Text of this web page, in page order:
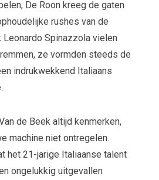
De Roon kreeg de gaten
rushes van de
Spinazzola vielen
ze vormden steeds de
indrukwekkend Italiaans
de Beek altijd kenmerken,
machine niet ontregelen.
het 21-jarige Italiaanse talent
ongelukkig uitgevallen